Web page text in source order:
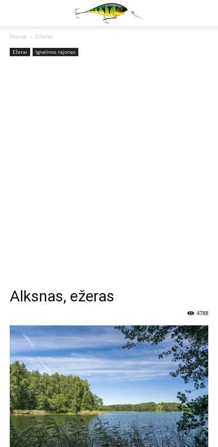
Home Ežerai
Ežerai Ignalinos rajonas
Alksnas, ežeras
4788